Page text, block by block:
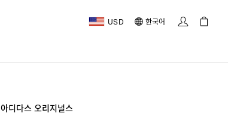
USD 한국어
아디다스 오리지널스